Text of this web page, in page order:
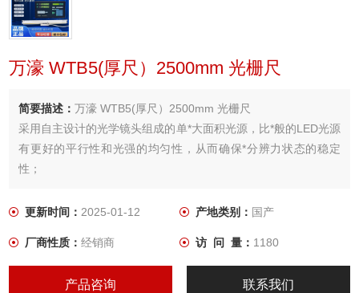
万濠 WTB5(厚尺）2500mm 光栅尺
简要描述：万濠 WTB5(厚尺）2500mm 光栅尺
采用自主设计的光学镜头组成的单*大面积光源，比*般的LED光源
有更好的平行性和光强的均匀性，从而确保*分辨力状态的稳定
性；
题，*年后信号的可靠度大幅提升，减少后期的维修成本
更新时间：2025-01-12 产地类别： 国产
厂商性质：经销商 访 问 量： 1180
产品咨询 联系我们